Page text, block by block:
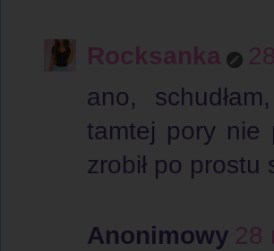
Rocksanka
ano,
tamtej pory nie
zrobił po prostu
Anonimowy 28